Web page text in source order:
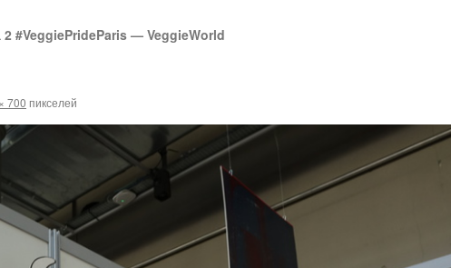
#VeggiePrideParis — VeggieWorld
700 пикселей